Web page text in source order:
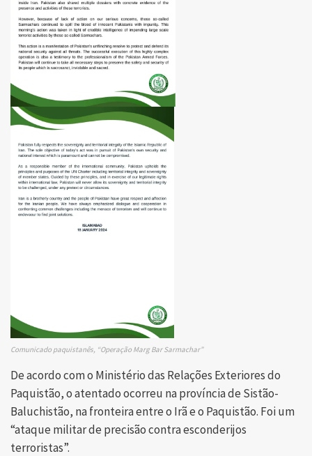
Comunicado paquistanês, “Operação Marg Bar Sarmachar”
De acordo com o Ministério das Relações Exteriores do
Paquistão, o atentado ocorreu na província de Sistão-
Baluchistão, na fronteira entre o Irã e o Paquistão. Foi um
“ataque militar de precisão contra esconderijos
terroristas”.